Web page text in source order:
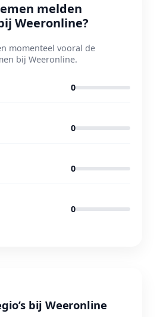
melden
Weeronline?
momenteel vooral de
bij Weeronline.
0
0
0
0
bij Weeronline